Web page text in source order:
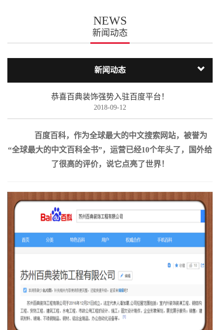
NEWS
新闻动态
新闻动态
恭喜百典装饰强势入驻百度平台！
2018-09-12
百度百科，作为全球最大的中文搜索网站，被誉为
“全球最大的中文百科全书”，运营已经10个年头了，国外给
了很高的评价，说它点亮了世界！